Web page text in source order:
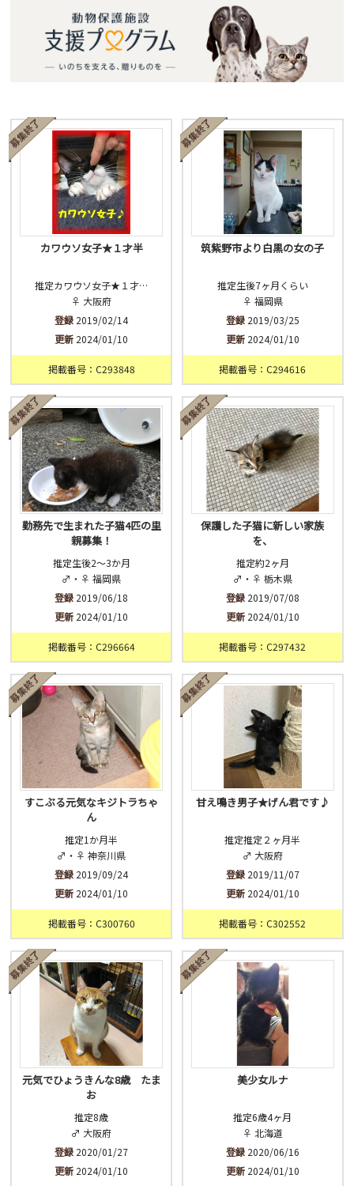
カワウソ女子★１才半
推定カワウソ女子★１才…
♀ 大阪府
登録 2019/02/14
更新 2024/01/10
掲載番号：C293848
筑紫野市より白黒の女の子
推定生後7ヶ月くらい
♀ 福岡県
登録2019/03/25
更新2024/01/10
掲載番号：C294616
勤務先で生まれた子猫4匹の里
親募集！
推定生後2～3か月
♂・♀ 福岡県
登録 2019/06/18
更新 2024/01/10
掲載番号：C296664
保護した子猫に新しい家族
を、
推定約2ヶ月
♂・♀ 栃木県
登録2019/07/08
更新2024/01/10
掲載番号：C297432
すこぶる元気なキジトラちゃ
ん
推定1か月半
♂・♀ 神奈川県
登録 2019/09/24
更新 2024/01/10
掲載番号：C300760
甘え鳴き男子★げん君です♪
推定推定２ヶ月半
♂ 大阪府
登録2019/11/07
更新2024/01/10
掲載番号：C302552
元気でひょうきんな8歳 たま
お
推定8歳
♂ 大阪府
登録 2020/01/27
更新 2024/01/10
美少女ルナ
推定6歳4ヶ月
♀ 北海道
登録2020/06/16
更新2024/01/10